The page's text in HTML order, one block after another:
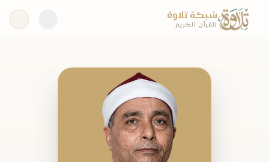
شبكة تلاوة
للقرآن الكريم